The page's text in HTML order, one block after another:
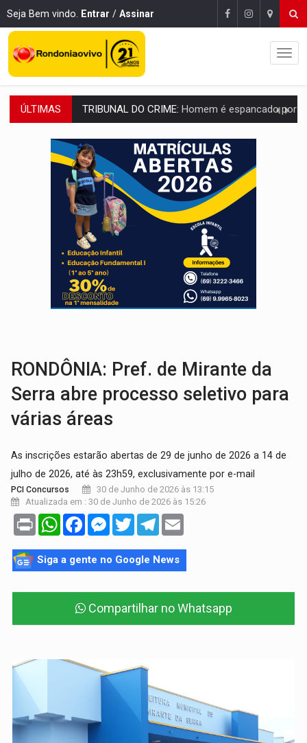
Seja Bem vindo. Entrar / Assinar
ÚLTIMAS VÍDEO:Perseguição é registrada no shopping após colombiana furtar
LUDOPATIA:Apostas online começam a afetar produtividade e rotina
REFLORESTAMENTO: Plantar árvores não será mais suficiente para
OVNIS NA LUA:Cientistas alertam para possível base secreta no satélite
ACABOU COM PEUGEOT:Incêndio destrói carro que era rebocado para oficina
VÍDEO: Ladrão é filmado furtando moto na frente do bar
BOLSAS DE PESQUISA:Iniciativa Amazônia+10 lança chamada para fortalecer
MATERIAL: Brasil tem grandes reservas de urânio, mas produz pouco e
RONDÔNIA: Pref. de Mirante da
Serra abre processo seletivo para
várias áreas
As inscrições estarão abertas de 29 de junho de 2026 a 14 de
julho de 2026, até às 23h59, exclusivamente por e-mail
PCI Concursos
30 de Junho de 2026 às 13:15
Atualizada em : 30 de Junho de 2026 às 15:26
Print WhatsAppFacebookMessenger
TwitterTelegram
Siga a gente no Google News
Compartilhar no Whatsapp